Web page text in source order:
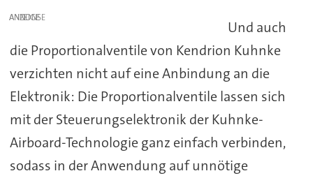
ANZEIGE
Und auch
die Proportionalventile von Kendrion Kuhnke
verzichten nicht auf eine Anbindung an die
Elektronik: Die Proportionalventile lassen sich
mit der Steuerungselektronik der Kuhnke-
Airboard-Technologie ganz einfach verbinden,
sodass in der Anwendung auf unnötige